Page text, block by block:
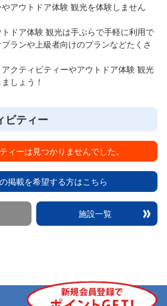
アウトドア体験 観光を体験しません
ドア体験 観光は手ぶらで手軽に利用で
ランや上級者向けのプランなどたくさ
クティビティーやアウトドア体験 観光
しょう！
ビティー
ィーは見つかりませんでした。
掲載を希望する方はこちら
施設一覧